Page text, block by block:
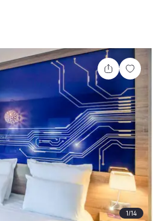
Partager
1/14